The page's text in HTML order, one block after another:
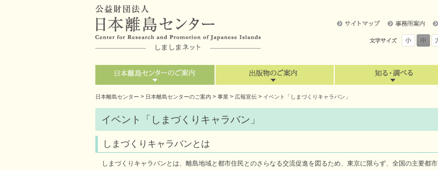
日本離島センター > 日本離島センターのご案内 > 事業 > 広報宣伝 > イベント「しまづくりキャラバン」
イベント「しまづくりキャラバン」
しまづくりキャラバンとは
しまづくりキャラバンとは、離島地域と都市住民とのさらなる交流促進を図るため、東京に限らず、全国の主要都市